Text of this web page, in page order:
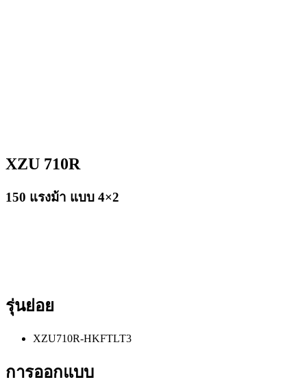
XZU 710R
150 แรงม้า แบบ 4×2
รุ่นย่อย
XZU710R-HKFTLT3
การออกแบบ